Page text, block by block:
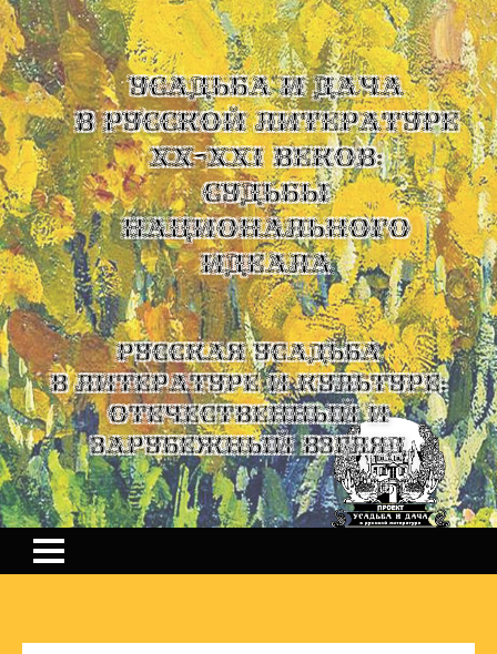
УСАДЬБА И ДАЧА
В РУССКОЙ ЛИТЕРАТУРЕ
XX-XXI ВЕКОВ:
СУДЬБЫ
НАЦИОНАЛЬНОГО
ИДЕАЛА
Русская усадьба
в литературе и культуре:
отечественный и
зарубежный взгляд